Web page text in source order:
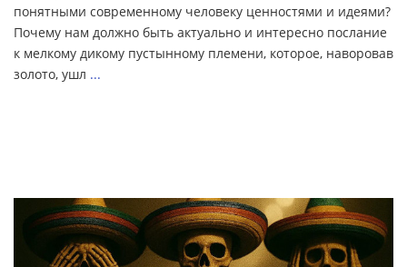
понятными современному человеку ценностями и идеями?
Почему нам должно быть актуально и интересно послание
к мелкому дикому пустынному племени, которое, наворовав
золото, ушл ...